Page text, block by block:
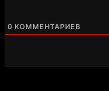
0 КОММЕНТАРИЕВ